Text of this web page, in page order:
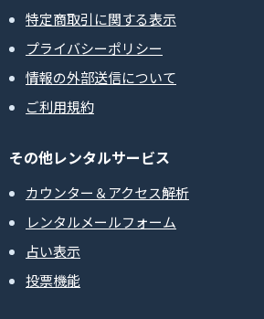
特定商取引に関する表示
プライバシーポリシー
情報の外部送信について
ご利用規約
その他レンタルサービス
カウンター＆アクセス解析
レンタルメールフォーム
占い表示
投票機能